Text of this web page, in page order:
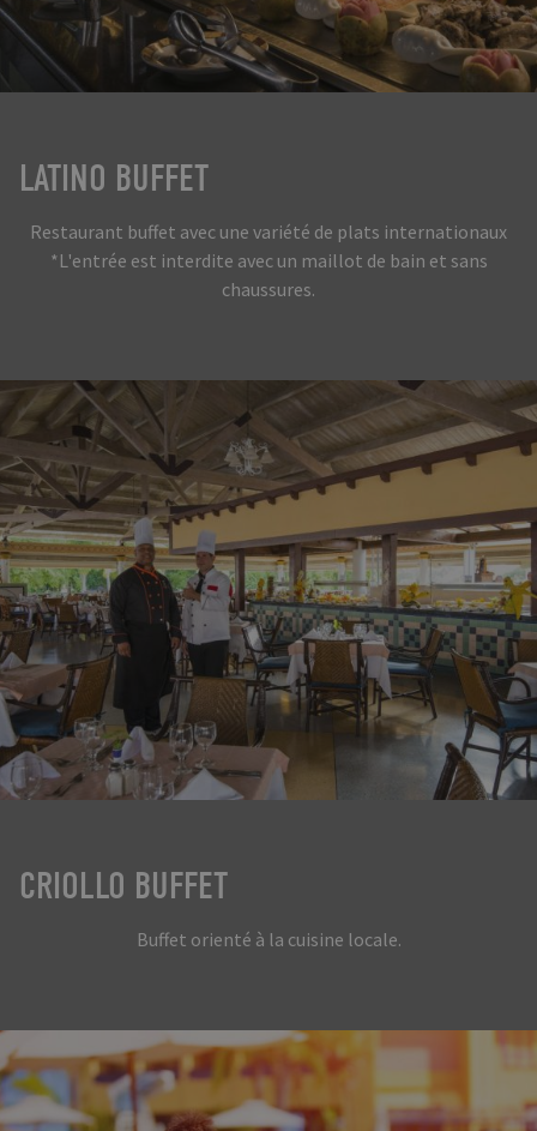
LATINO BUFFET
Restaurant buffet avec une variété de plats internationaux
*L'entrée est interdite avec un maillot de bain et sans
chaussures.
CRIOLLO BUFFET
Buffet orienté à la cuisine locale.